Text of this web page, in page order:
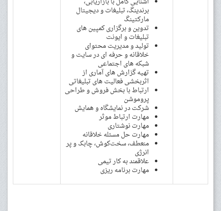
برندینگ، تبلیغات و دیجیتال
مارکتینگ
تدوین و برگزاری کمپین های
تبلیغات و ایونت
تولید و مدیریت محتوای
خلاقانه و حرفه ای در سایت و
شبکه های اجتماعی
تهیه گزارش های آماری از
اثربخشی فعالیت های تبلیغاتی
ارتباط با بخش فروش و طراحی
پروموشن
شرکت در نمایشگاه و همایش
مهارت ارتباط موثر
مهارت نوشتاری
مهارت حل مسئله خلاقانه
منعطف، سخت‌کوش، چابک و پر
انرژی
علاقمند به کار تیمی
مهارت برنامه ریزی